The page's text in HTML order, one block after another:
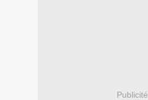
Publicité